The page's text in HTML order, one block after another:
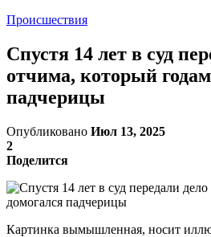
Происшествия
Спустя 14 лет в суд
отчима, который
падчерицы
Опубликовано Июл 13, 2025
2
Поделится
Картинка вымышленная, носит